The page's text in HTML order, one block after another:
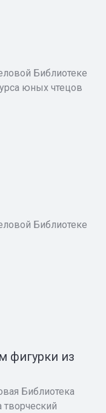
Библиотеке
юных чтецов
Библиотеке
фигурки из
Библиотека
творческий